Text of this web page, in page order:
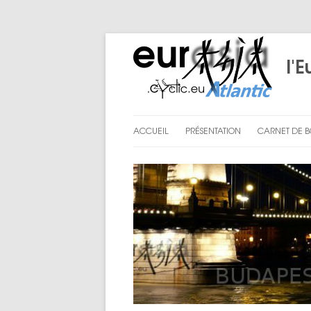
ACCUEIL PRÉSENTATION
NOUS
CARNET DE
CHAPITRE I
CHAPITRE II
CHAPITRE III
ENGLISH
LES BILANS